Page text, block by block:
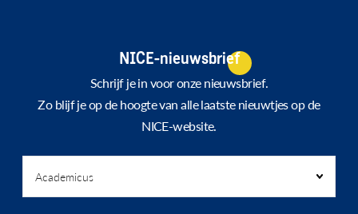
NICE-nieuwsbrief
Schrijf je in voor onze nieuwsbrief.
Zo blijf je op de hoogte van alle laatste nieuwtjes op de
NICE-website.